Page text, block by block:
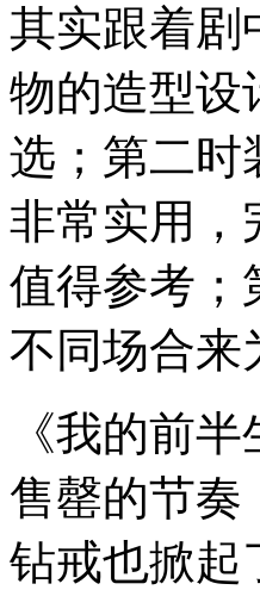
其实跟着剧
物的造型设
选；第二时
非常实用，
值得参考；
不同场合来
《我的前
售罄的节奏
钻戒也掀起